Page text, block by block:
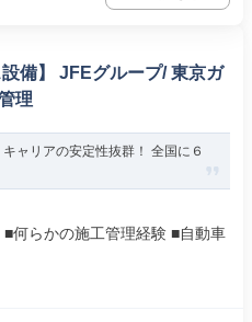
備】 JFEグループ/ 東京ガ
理
ャリアの安定性抜群！ 全国に６
何らかの施工管理経験 ■自動車